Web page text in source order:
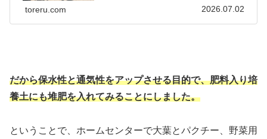
toreru.com 2026.07.02
だから保水性と通気性をアップさせる目的で、肥料入り培
養土にも堆肥を入れてみることにしました。
ということで、ホームセンターで大葉とパクチー、野菜用